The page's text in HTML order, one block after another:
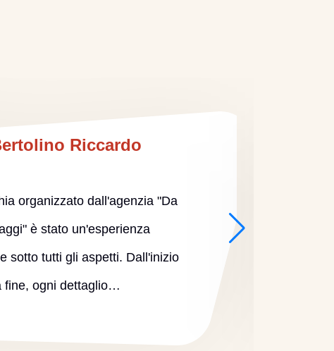
Riccardo
organizzato dall'agenzia "Da
è stato un'esperienza
sotto tutti gli aspetti. Dall'inizio
fine, ogni dettaglio…